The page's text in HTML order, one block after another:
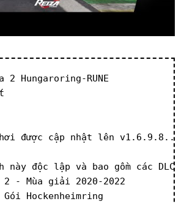
Hungaroring-RUNE
được cập nhật lên v1.6.9.8..
này độc lập và bao gồm các DLC
- Mùa giải 2020-2022
Hockenheimring